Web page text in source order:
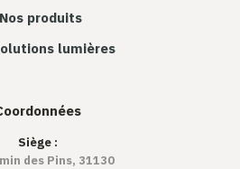
Nos produits
lumières
Siège :
des Pins, 31130